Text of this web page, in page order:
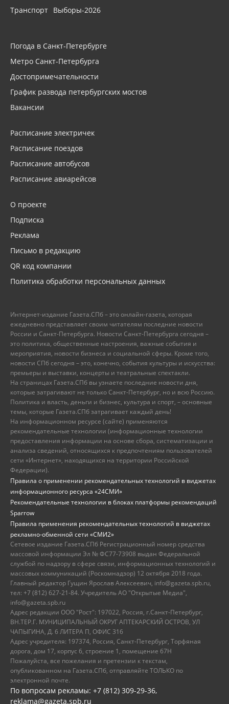
Транспорт Выборы-2026
Погода в Санкт-Петербурге
Метро Санкт-Петербурга
Достопримечательности
График развода петербургских мостов
Вакансии
Расписание электричек
Расписание поездов
Расписание автобусов
Расписание авиарейсов
О проекте
Подписка
Реклама
Письмо в редакцию
QR код компании
Политика обработки персональных данных
Интернет-издание Газета.СПб – это онлайн-газета, которая
ежедневно представляет своим читателям последние новости
России и Санкт-Петербурга. Новости Санкт-Петербурга сегодня –
это политика, общественные настроения, важные события и
мероприятия, новости бизнеса и социальной сферы. Кроме того,
новости СПб сегодня – это, конечно, события культуры и искусства:
премьеры и выставки, концерты и театральные спектакли.
На страницах Газета.СПб вы узнаете последние новости дня,
которые затрагивают не только Санкт-Петербург, но и всю Россию.
Политика и власть, деньги и бизнес, культура и спорт, – основные
темы, которые Газета.СПб затрагивает каждый день!
На информационном ресурсе (сайте) применяются
рекомендательные технологии (информационные технологии
предоставления информации на основе сбора, систематизации и
анализа сведений, относящихся к предпочтениям пользователей
сети «Интернет», находящихся на территории Российской
Федерации).
Правила о применении рекомендательных технологий в виджетах
информационного ресурса «24СМИ»
Рекомендательные технологии в блоках платформы рекомендаций
Sparrow
Правила применения рекомендательных технологий в виджетах
рекламно-обменной сети «СМИ2»
Сетевое издание Газета.СПб Регистрационный номер средства
массовой информации Эл № ФС77-73908 выдан Федеральной
службой по надзору в сфере связи, информационных технологий и
массовых коммуникаций (Роскомнадзор) 12 октября 2018 года.
Главный редактор Гущин Ярослав Алексеевич, info@gazeta.spb.ru,
тел: +7 (812) 627-21-84. Учредитель АО "Открытые Медиа",
info@gazeta.spb.ru
Адрес редакции ООО "Рост": 197022, Россия, г.Санкт-Петербург,
ВН.ТЕР.Г. МУНИЦИПАЛЬНЫЙ ОКРУГ АПТЕКАРСКИЙ ОСТРОВ, УЛ
ЧАПЫГИНА, Д. 6 ЛИТЕРА П, ОФИС 316
Адрес учредителя: 197374, Россия, Санкт-Петербург, Торфяная
дорога, дом 17, корпус 6, строение 1, помещение 67Н
Пожалуйста, все пожелания и претензии к текстам,
опубликованном на Газета.СПб, отправляйте ТОЛЬКО по
электронной почте.
По вопросам рекламы: +7 (812) 309-29-36,
reklama@gazeta.spb.ru